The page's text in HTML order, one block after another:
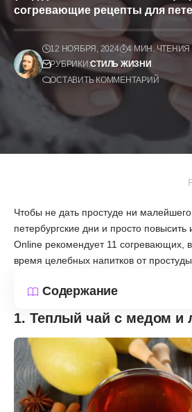
согревающие рецепты для
12 НОЯБРЯ, 2024
4 МИН. ЧТЕНИЯ
РУБРИКИ:СТИЛЬ ЖИЗНИ
ОСТАВИТЬ КОММЕНТАРИЙ
Чтобы не дать простуде ни
петербургские дни и просто
Online рекомендует 11 согревающих,
время целебных напитков от простуды.
Содержание
1. Теплый чай с медом и